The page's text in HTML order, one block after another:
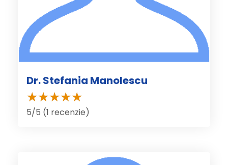
Dr. Stefania Manolescu
5/5 (1 recenzie)